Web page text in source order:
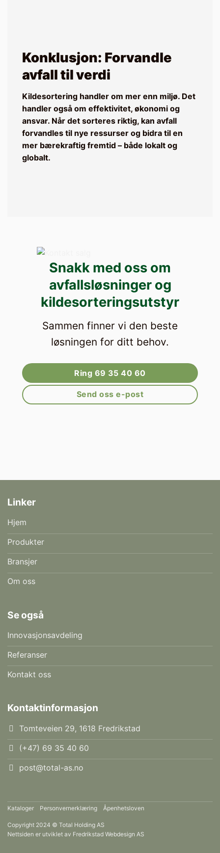
Konklusjon: Forvandle
avfall til verdi
Kildesortering handler om mer enn miljø. Det
handler også om effektivitet, økonomi og
ansvar. Når det sorteres riktig, kan avfall
forvandles til nye ressurser og bidra til en
mer bærekraftig fremtid – både lokalt og
globalt.
Snakk med oss om
avfallsløsninger og
kildesorteringsutstyr
Sammen finner vi den beste
løsningen for ditt behov.
Ring 69 35 40 60
Send oss e-post
Linker
Hjem
Produkter
Bransjer
Om oss
Se også
Innovasjonsavdeling
Referanser
Kontakt oss
Kontaktinformasjon
Tomteveien 29, 1618 Fredrikstad
(+47) 69 35 40 60
post@total-as.no
Kataloger Personvernerklæring Åpenhetsloven
Copyright 2024 © Total Holding AS
Nettsiden er utviklet av Fredrikstad Webdesign AS